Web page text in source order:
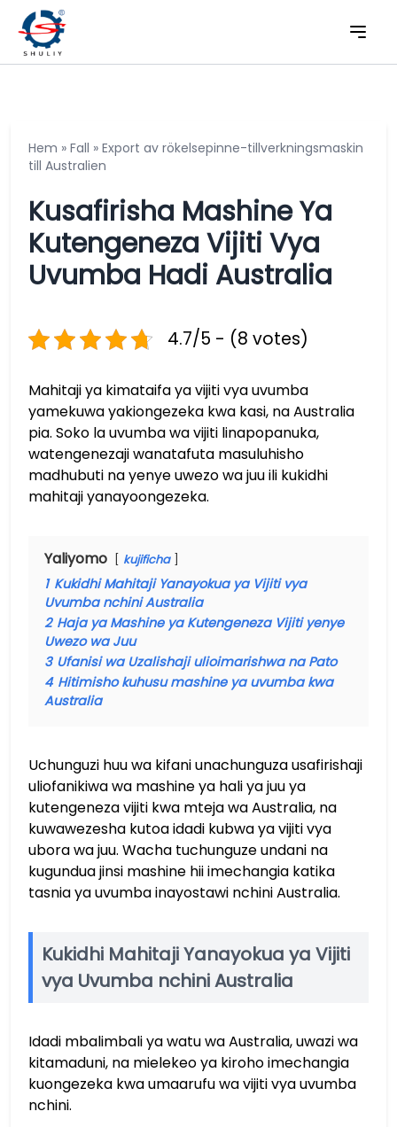
Hem » Fall » Export av rökelsepinne-tillverkningsmaskin
till Australien
Kusafirisha Mashine Ya
Kutengeneza Vijiti Vya
Uvumba Hadi Australia
4.7/5 - (8 votes)
Mahitaji ya kimataifa ya vijiti vya uvumba
yamekuwa yakiongezeka kwa kasi, na Australia
pia. Soko la uvumba wa vijiti linapopanuka,
watengenezaji wanatafuta masuluhisho
madhubuti na yenye uwezo wa juu ili kukidhi
mahitaji yanayoongezeka.
Yaliyomo kujificha
1 Kukidhi Mahitaji Yanayokua ya Vijiti vya
Uvumba nchini Australia
2 Haja ya Mashine ya Kutengeneza Vijiti yenye
Uwezo wa Juu
3 Ufanisi wa Uzalishaji ulioimarishwa na Pato
4 Hitimisho kuhusu mashine ya uvumba kwa
Australia
Uchunguzi huu wa kifani unachunguza usafirishaji
uliofanikiwa wa mashine ya hali ya juu ya
kutengeneza vijiti kwa mteja wa Australia, na
kuwawezesha kutoa idadi kubwa ya vijiti vya
ubora wa juu. Wacha tuchunguze undani na
kugundua jinsi mashine hii imechangia katika
tasnia ya uvumba inayostawi nchini Australia.
Kukidhi Mahitaji Yanayokua ya Vijiti
vya Uvumba nchini Australia
Idadi mbalimbali ya watu wa Australia, uwazi wa
kitamaduni, na mielekeo ya kiroho imechangia
kuongezeka kwa umaarufu wa vijiti vya uvumba
nchini.